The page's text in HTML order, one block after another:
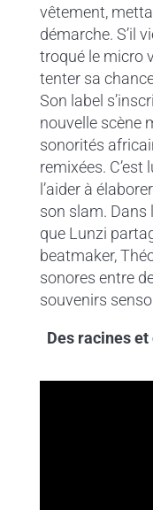
vêtement,
démarche. S’il
troqué le micro
tenter sa
Son label
nouvelle scène
sonorités
remixées.
l’aider à
son slam. Dans
que Lunzi
beatmaker,
sonores entre
souvenirs
Des racines